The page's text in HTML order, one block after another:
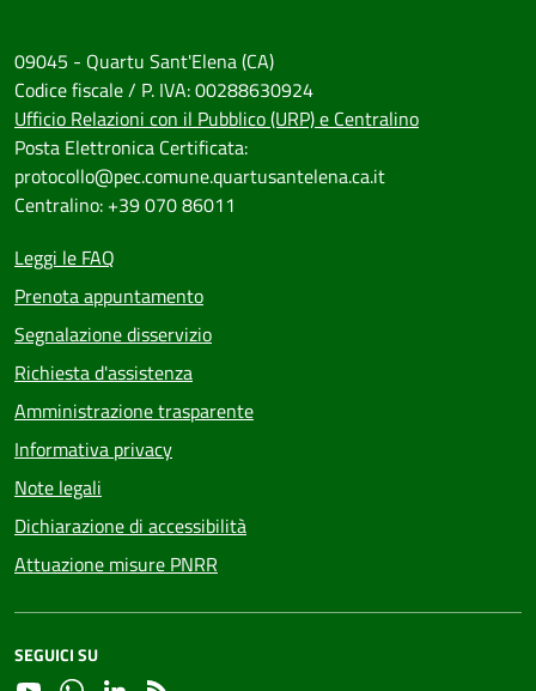
09045 - Quartu Sant'Elena (CA)
Codice fiscale / P. IVA: 00288630924
Ufficio Relazioni con il Pubblico (URP) e Centralino
Posta Elettronica Certificata:
protocollo@pec.comune.quartusantelena.ca.it
Centralino: +39 070 86011
Leggi le FAQ
Prenota appuntamento
Segnalazione disservizio
Richiesta d'assistenza
Amministrazione trasparente
Informativa privacy
Note legali
Dichiarazione di accessibilità
Attuazione misure PNRR
SEGUICI SU